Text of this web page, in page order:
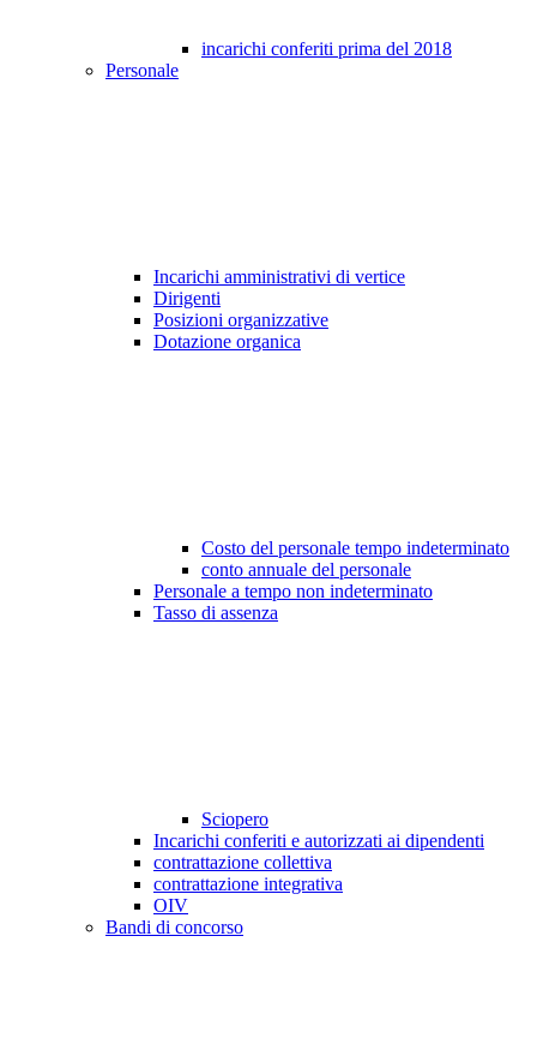
incarichi conferiti prima del 2018
Personale
Incarichi amministrativi di vertice
Dirigenti
Posizioni organizzative
Dotazione organica
Costo del personale tempo indeterminato
conto annuale del personale
Personale a tempo non indeterminato
Tasso di assenza
Sciopero
Incarichi conferiti e autorizzati ai dipendenti
contrattazione collettiva
contrattazione integrativa
OIV
Bandi di concorso